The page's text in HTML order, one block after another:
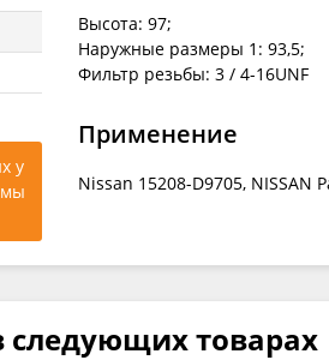
у
Высота: 97;
Наружные размеры 1: 93,5;
Фильтр резьбы: 3 / 4-16UNF
Применение
Nissan 15208-D9705, NISSAN
следующих товарах